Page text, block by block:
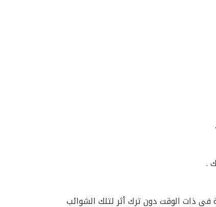
.
فى ذات الوقت دون ترك أثر لتلك الشوائب